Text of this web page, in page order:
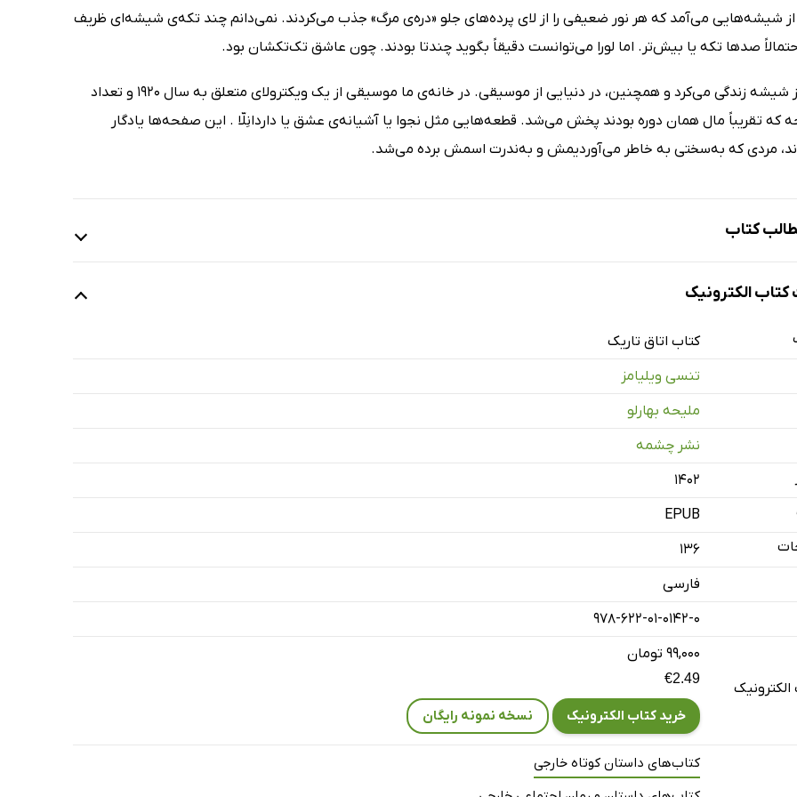
شیشه‌هایی می‌آمد که هر نور ضعیفی را از لای پرده‌های جلو «دره‌ی مرگ» جذب می‌کردند. نمی‌دانم چند تکه‌ی شیشه‌ای ظریف
صدها تکه یا بیش‌تر. اما لورا می‌توانست دقیقاً بگوید چندتا بودند. چون عاشق تک‌تکشان بود.
در دنیایی از شیشه زندگی می‌کرد و همچنین، در دنیایی از موسیقی. در خانه‌ی ما موسیقی از یک ویکترولای متعلق به سال 1920 و تعداد
که تقریباً مال همان دوره بودند پخش می‌شد. قطعه‌هایی مثل نجوا یا آشیانه‌ی عشق یا داردانِلّا . این صفحه‌ها یادگار
مردی که به‌سختی به خاطر می‌آوردیمش و به‌ندرت اسمش برده می‌شد.
کتاب
ویولن به تابوت
او
الکترونیک
کتاب اتاق تاریک
تنسی ویلیامز
ملیحه بهارلو
نشر چشمه
۱۴۰۲
EPUB
136
فارسی
978-622-01-0142-0
۹۹,۰۰۰ تومان
€2.49
خرید کتاب الکترونیک نسخه نمونه رایگان
کتاب‌های داستان کوتاه خارجی